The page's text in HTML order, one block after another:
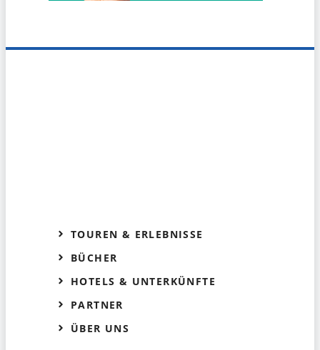
TOUREN & ERLEBNISSE
BÜCHER
HOTELS & UNTERKÜNFTE
PARTNER
ÜBER UNS